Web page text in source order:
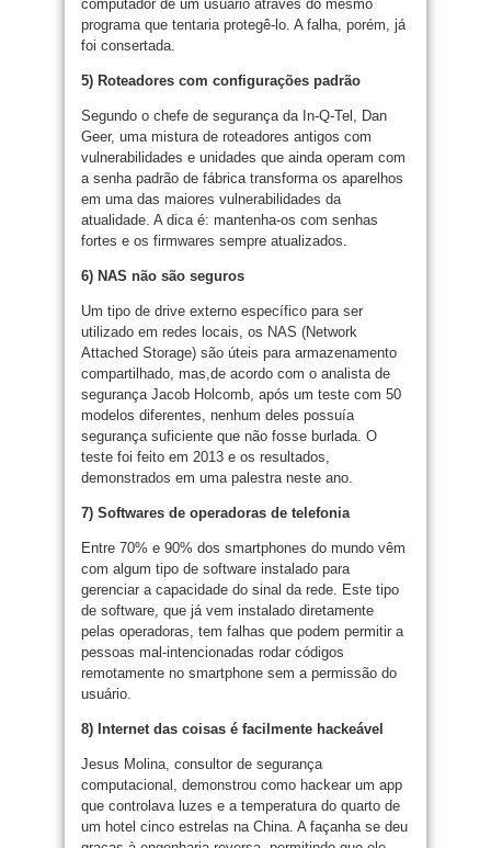
computador de um usuário através do mesmo
programa que tentaria protegê-lo. A falha, porém, já
foi consertada.
5) Roteadores com configurações padrão
Segundo o chefe de segurança da In-Q-Tel, Dan
Geer, uma mistura de roteadores antigos com
vulnerabilidades e unidades que ainda operam com
a senha padrão de fábrica transforma os aparelhos
em uma das maiores vulnerabilidades da
atualidade. A dica é: mantenha-os com senhas
fortes e os firmwares sempre atualizados.
6) NAS não são seguros
Um tipo de drive externo específico para ser
utilizado em redes locais, os NAS (Network
Attached Storage) são úteis para armazenamento
compartilhado, mas,de acordo com o analista de
segurança Jacob Holcomb, após um teste com 50
modelos diferentes, nenhum deles possuía
segurança suficiente que não fosse burlada. O
teste foi feito em 2013 e os resultados,
demonstrados em uma palestra neste ano.
7) Softwares de operadoras de telefonia
Entre 70% e 90% dos smartphones do mundo vêm
com algum tipo de software instalado para
gerenciar a capacidade do sinal da rede. Este tipo
de software, que já vem instalado diretamente
pelas operadoras, tem falhas que podem permitir a
pessoas mal-intencionadas rodar códigos
remotamente no smartphone sem a permissão do
usuário.
8) Internet das coisas é facilmente hackeável
Jesus Molina, consultor de segurança
computacional, demonstrou como hackear um app
que controlava luzes e a temperatura do quarto de
um hotel cinco estrelas na China. A façanha se deu